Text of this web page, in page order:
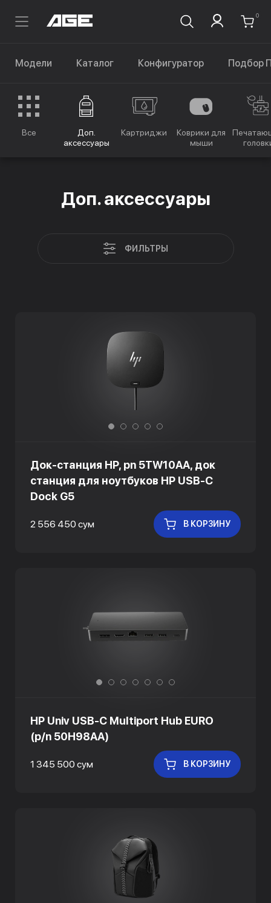
0
Модели Каталог Конфигуратор Подбор
Все
Доп.
аксессуары
Картриджи
Коврики для
мыши
Доп. аксессуары
ФИЛЬТРЫ
Док-станция HP, pn 5TW10AA, док
станция для ноутбуков HP USB-C
Dock G5
2 556 450 сум В КОРЗИНУ
HP Univ USB-C Multiport Hub EURO
(p/n 50H98AA)
1 345 500 сум В КОРЗИНУ